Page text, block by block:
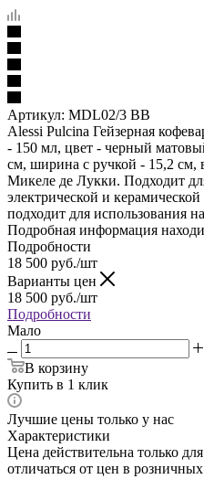
Артикул: MDL02/3 BB
Alessi Pulcina Гейзерная
- 150 мл, цвет - черный
см, ширина с ручкой - 15,2 см,
Микеле де Лукки. Подходит
электрической и
подходит для использования
Подробная информация
Подробности
18 500 руб./шт
Варианты цен
18 500 руб./шт
Подробности
Мало
В корзину
Купить в 1 клик
Лучшие цены только у нас
Характеристики
Цена действительна только
отличаться от цен в